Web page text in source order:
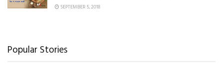
SEPTEMBER 5, 2018
Popular Stories